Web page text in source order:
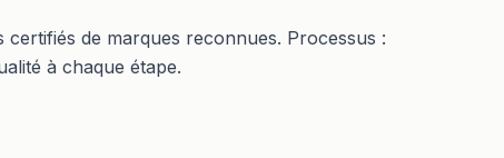
de marques reconnues. Processus :
à chaque étape.